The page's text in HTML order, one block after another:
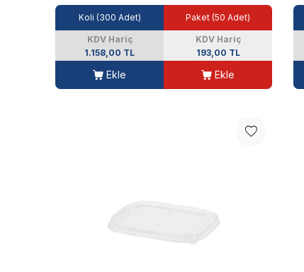
Koli (300 Adet)
KDV Hariç
1.158,00 TL
Ekle
Paket (50 Adet)
KDV Hariç
193,00 TL
Ekle